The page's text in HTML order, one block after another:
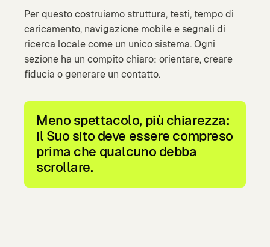
Per questo costruiamo struttura, testi, tempo di
caricamento, navigazione mobile e segnali di
ricerca locale come un unico sistema. Ogni
sezione ha un compito chiaro: orientare, creare
fiducia o generare un contatto.
Meno spettacolo, più chiarezza:
il Suo sito deve essere compreso
prima che qualcuno debba
scrollare.